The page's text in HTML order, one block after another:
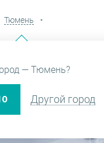
Тюмень
— Тюмень?
Другой город